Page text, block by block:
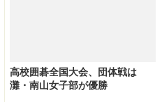
高校囲碁全国大会、団体戦は
灘・南山女子部が優勝